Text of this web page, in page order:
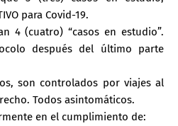
para Covid-19.
4 (cuatro) “casos en estudio”.
después del último parte
son controlados por viajes al
Todos asintomáticos.
en el cumplimiento de: